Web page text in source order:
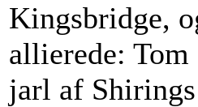
Kingsbridge,
allierede:
jarl af